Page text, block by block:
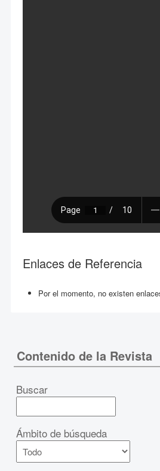
Enlaces de Referencia
Por el momento, no existen
Contenido de la Revista
Buscar
Ámbito de búsqueda